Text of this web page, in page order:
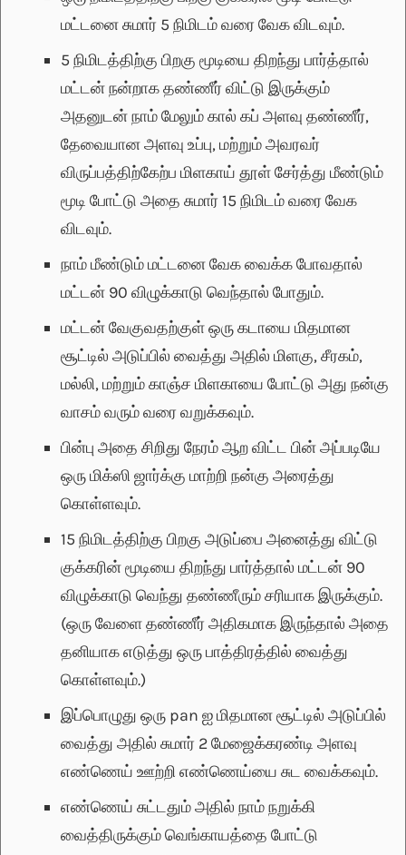
மட்டனை சுமார் 5 நிமிடம் வரை வேக விடவும்.
5 நிமிடத்திற்கு பிறகு மூடியை திறந்து பார்த்தால்
மட்டன் நன்றாக தண்ணீர் விட்டு இருக்கும்
அதனுடன் நாம் மேலும் கால் கப் அளவு தண்ணீர்,
தேவையான அளவு உப்பு, மற்றும் அவரவர்
விருப்பத்திற்கேற்ப மிளகாய் தூள் சேர்த்து மீண்டும்
மூடி போட்டு அதை சுமார் 15 நிமிடம் வரை வேக
விடவும்.
நாம் மீண்டும் மட்டனை வேக வைக்க போவதால்
மட்டன் 90 விழுக்காடு வெந்தால் போதும்.
மட்டன் வேகுவதற்குள் ஒரு கடாயை மிதமான
சூட்டில் அடுப்பில் வைத்து அதில் மிளகு, சீரகம்,
மல்லி, மற்றும் காஞ்ச மிளகாயை போட்டு அது நன்கு
வாசம் வரும் வரை வறுக்கவும்.
பின்பு அதை சிறிது நேரம் ஆற விட்ட பின் அப்படியே
ஒரு மிக்ஸி ஜார்க்கு மாற்றி நன்கு அரைத்து
கொள்ளவும்.
15 நிமிடத்திற்கு பிறகு அடுப்பை அனைத்து விட்டு
குக்கரின் மூடியை திறந்து பார்த்தால் மட்டன் 90
விழுக்காடு வெந்து தண்ணீரும் சரியாக இருக்கும்.
(ஒரு வேளை தண்ணீர் அதிகமாக இருந்தால் அதை
தனியாக எடுத்து ஒரு பாத்திரத்தில் வைத்து
கொள்ளவும்.)
இப்பொழுது ஒரு pan ஐ மிதமான சூட்டில் அடுப்பில்
வைத்து அதில் சுமார் 2 மேஜைக்கரண்டி அளவு
எண்ணெய் ஊற்றி எண்ணெய்யை சுட வைக்கவும்.
எண்ணெய் சுட்டதும் அதில் நாம் நறுக்கி
வைத்திருக்கும் வெங்காயத்தை போட்டு